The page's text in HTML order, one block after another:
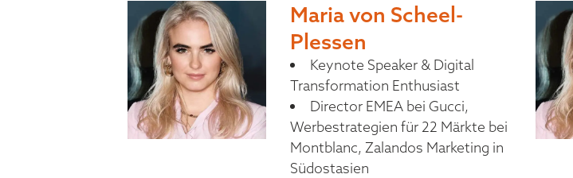
Maria von Scheel-
Plessen
Keynote Speaker & Digital
Transformation Enthusiast
Director EMEA bei Gucci,
Werbestrategien für 22 Märkte bei
Montblanc, Zalandos Marketing in
Südostasien